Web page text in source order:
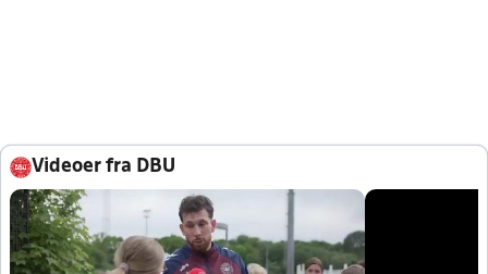
Videoer fra DBU